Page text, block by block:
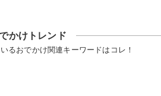
かけトレンド
るおでかけ関連キーワードはコレ！